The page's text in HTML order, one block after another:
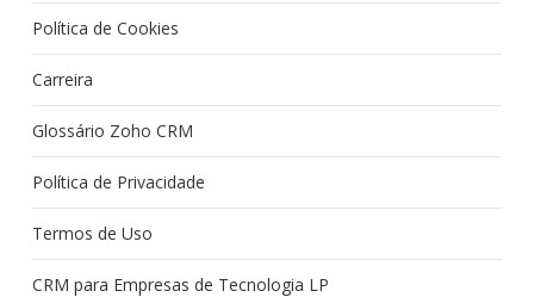
Política de Cookies
Carreira
Glossário Zoho CRM
Política de Privacidade
Termos de Uso
CRM para Empresas de Tecnologia LP